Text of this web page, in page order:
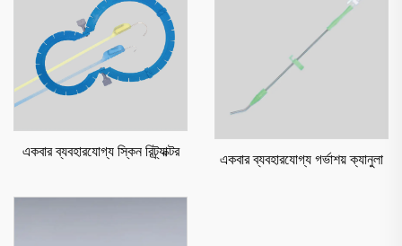
একবার ব্যবহারযোগ্য স্কিন রিট্র্যাক্টর একবার ব্যবহারযোগ্য গর্ভাশয় ক্যানুলা